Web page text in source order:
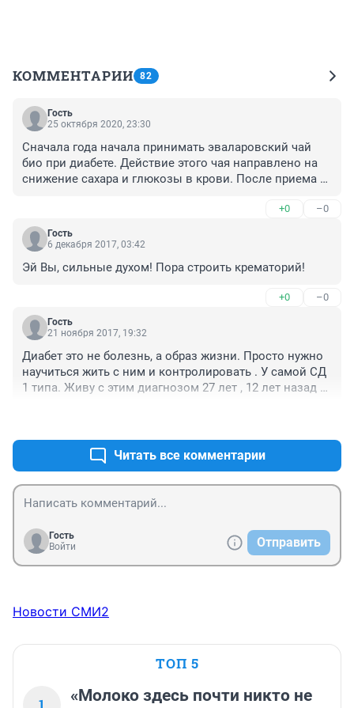
КОММЕНТАРИИ 82
Гость
25 октября 2020, 23:30
Сначала года начала принимать эваларовский чай
био при диабете. Действие этого чая направлено на
снижение сахара и глюкозы в крови. После приема
эффект от лечения сохраняется некоторое время.
Также он укрепляет стенки сосудов и снижает
холестерин.
+0 –0
Гость
6 декабря 2017, 03:42
Эй Вы, сильные духом! Пора строить крематорий!
+0 –0
Гость
21 ноября 2017, 19:32
Диабет это не болезнь, а образ жизни. Просто нужно
научиться жить с ним и контролировать . У самой СД
1 типа. Живу с этим диагнозом 27 лет , 12 лет назад
Читать все комментарии
Гость
Войти
Отправить
Новости СМИ2
ТОП 5
«Молоко здесь почти никто не